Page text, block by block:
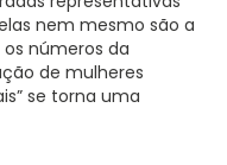
nem mesmo são a
números da
de mulheres
se torna uma